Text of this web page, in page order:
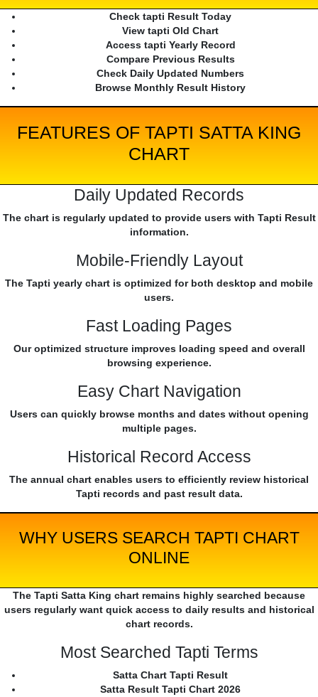
Check tapti Result Today
View tapti Old Chart
Access tapti Yearly Record
Compare Previous Results
Check Daily Updated Numbers
Browse Monthly Result History
FEATURES OF TAPTI SATTA KING
CHART
Daily Updated Records
The chart is regularly updated to provide users with Tapti Result
information.
Mobile-Friendly Layout
The Tapti yearly chart is optimized for both desktop and mobile
users.
Fast Loading Pages
Our optimized structure improves loading speed and overall
browsing experience.
Easy Chart Navigation
Users can quickly browse months and dates without opening
multiple pages.
Historical Record Access
The annual chart enables users to efficiently review historical
Tapti records and past result data.
WHY USERS SEARCH TAPTI CHART
ONLINE
The Tapti Satta King chart remains highly searched because
users regularly want quick access to daily results and historical
chart records.
Most Searched Tapti Terms
Satta Chart Tapti Result
Satta Result Tapti Chart 2026